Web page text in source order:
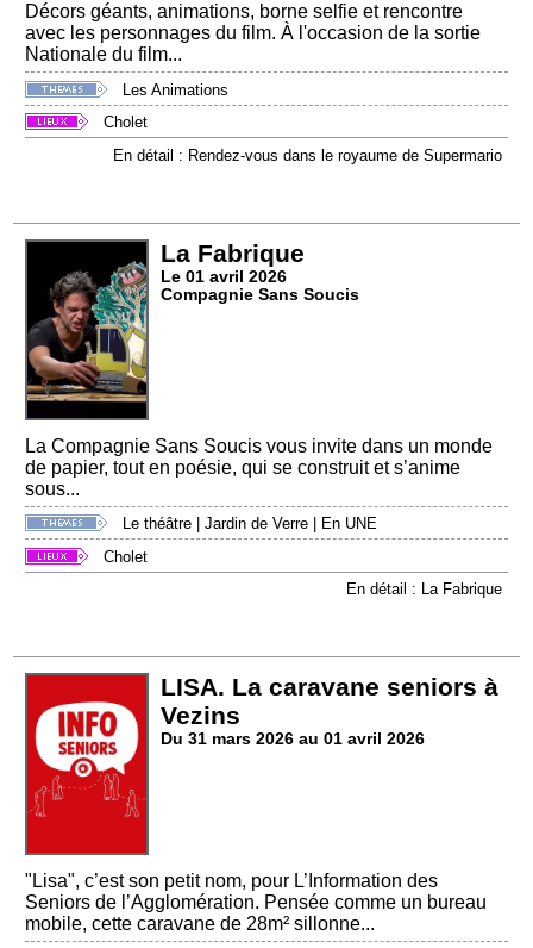
Décors géants, animations, borne selfie et rencontre
avec les personnages du film. À l'occasion de la sortie
Nationale du film...
Les Animations
Cholet
En détail : Rendez-vous dans le royaume de Supermario
La Fabrique
Le 01 avril 2026
Compagnie Sans Soucis
La Compagnie Sans Soucis vous invite dans un monde
de papier, tout en poésie, qui se construit et s’anime
sous...
Le théâtre |Jardin de Verre
En UNE
Cholet
En détail : La Fabrique
LISA. La caravane seniors à
Vezins
Du 31 mars 2026 au 01 avril 2026
"Lisa", c’est son petit nom, pour L’Information des
Seniors de l’Agglomération. Pensée comme un bureau
mobile, cette caravane de 28m² sillonne...